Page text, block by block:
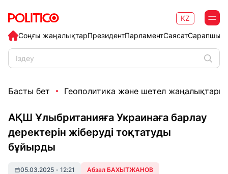
Соңғы жаңалықтарПрезидентПарламентСаясат
KZ
Басты бет Геополитика және шетел жаңалықтары
АҚШ Ұлыбританияға Украинаға барлау
деректерін жіберуді тоқтатуды
бұйырды
05.03.2025 • 12:21 Абзал БАХЫТЖАНОВ